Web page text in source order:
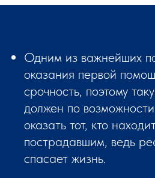
Одним из важнейших
оказания первой
срочность, поэтому
должен по
оказать тот, кто
пострадавшим, ведь
спасает жизнь.